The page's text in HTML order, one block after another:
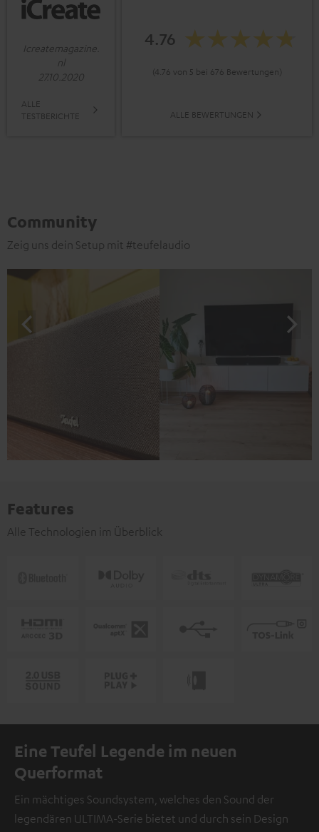
Icreatemagazine.
nl
27.10.2020
ALLE
TESTBERICHTE
4.76
(4.76 von 5 bei 676 Bewertungen)
ALLE BEWERTUNGEN
Community
Zeig uns dein Setup mit #teufelaudio
Features
Alle Technologien im Überblick
Eine Teufel Legende im neuen
Querformat
Ein mächtiges Soundsystem, welches den Sound der
legendären ULTIMA-Serie bietet und durch sein Design